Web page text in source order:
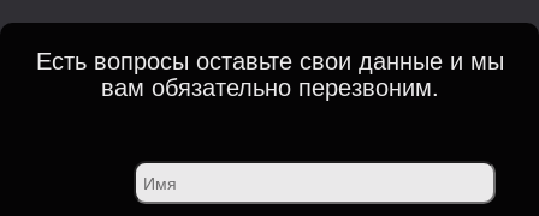
Есть вопросы оставьте свои данные и мы
вам обязательно перезвоним.